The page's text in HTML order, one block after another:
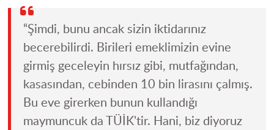
“Şimdi, bunu ancak sizin iktidarınız
becerebilirdi. Birileri emeklimizin evine
girmiş geceleyin hırsız gibi, mutfağından,
kasasından, cebinden 10 bin lirasını çalmış.
Bu eve girerken bunun kullandığı
maymuncuk da TÜİK'tir. Hani, biz diyoruz